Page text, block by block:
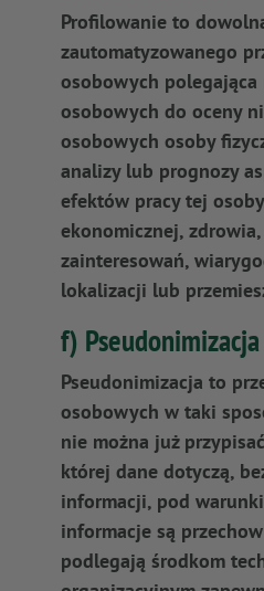
Profilowanie to
zautomatyzowanego
osobowych
osobowych do oceny
osobowych osoby
analizy lub prognozy
efektów pracy tej
ekonomicznej,
zainteresowań,
lokalizacji lub
f) Pseudonimizacja
Pseudonimizacja to
osobowych w taki
nie można już
której dane dotyczą,
informacji, pod
informacje są
podlegają środkom